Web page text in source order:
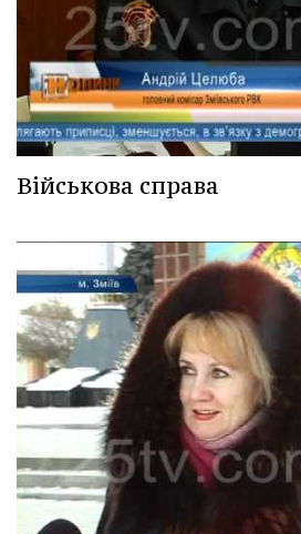
Військова справа